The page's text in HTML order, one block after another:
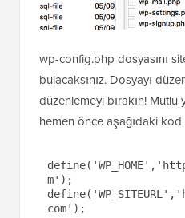
wp-config.php dosyasını
bulacaksınız. Dosyayı
düzenlemeyi bırakın! Mutlu
hemen önce aşağıdaki kod
m');
com');